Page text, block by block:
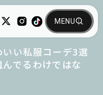
いい私服コーデ3選
でるわけではな